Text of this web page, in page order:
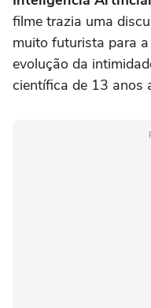
filme trazia uma
muito futurista para
evolução da
científica de 13 anos